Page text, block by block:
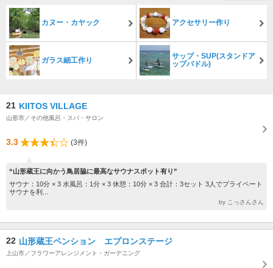
カヌー・カヤック アクセサリー作り
ガラス細工作り
サップ・SUP(スタンドア
ップパドル)
21 KIITOS VILLAGE
山形市／その他風呂・スパ・サロン
3.3 (3件)
“山形蔵王に向かう鳥居脇に最高なサウナスポット有り”
サウナ：10分 × 3 水風呂：1分 × 3 休憩：10分 × 3 合計：3セット 3人でプライベート
サウナを利...
by こっさんさん
22 山形蔵王ペンション エプロンステージ
上山市／フラワーアレンジメント・ガーデニング